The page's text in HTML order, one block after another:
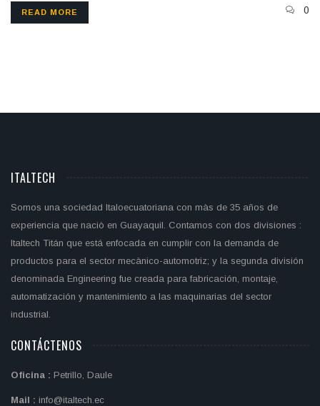
READ MORE 0
ITALTECH
Somos una sociedad Italoecuatoriana con màs de 35 años de
experiencia que naciò en Guayaquil. Contamos con dos divisiones :
Italtech Titán que está enfocada en cumplir con la demanda de
productos para el sector mecànico-automotriz; y la segunda división
denominada Engineering fue creada para fabricación, montaje,
automatización y mantenimiento a las maquinarias del sector
industrial.
CONTÁCTENOS
Oficina : Petrillo, Daule
Mail : info@italtech.ec